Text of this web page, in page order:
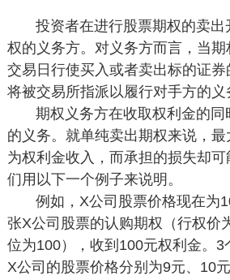
投资者在进行股票期权的卖出
权的义务方。对义务方而言，当
交易日行使买入或者卖出标的证
将被交易所指派以履行对手方的义
期权义务方在收取权利金的
的义务。就单纯卖出期权来说，
为权利金收入，而承担的损失却
们用以下一个例子来说明。
例如，X公司股票价格现在为
张X公司股票的认购期权（行权价
位为100），收到100元权利金。3
X公司的股票价格分别为9元、10